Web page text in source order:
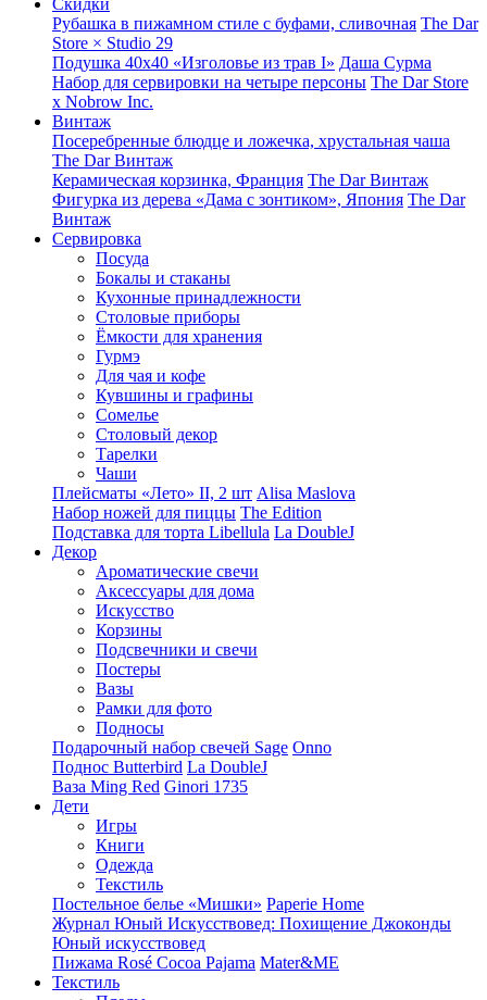
Скидки
Рубашка в пижамном стиле с буфами, сливочная The Dar
Store × Studio 29
Подушка 40x40 «Изголовье из трав I» Даша Сурма
Набор для сервировки на четыре персоны The Dar Store
х Nobrow Inc.
Винтаж
Посеребренные блюдце и ложечка, хрустальная чаша
The Dar Винтаж
Керамическая корзинка, Франция The Dar Винтаж
Фигурка из дерева «Дама с зонтиком», Япония The Dar
Винтаж
Сервировка
Посуда
Бокалы и стаканы
Кухонные принадлежности
Столовые приборы
Ëмкости для хранения
Гурмэ
Для чая и кофе
Кувшины и графины
Сомелье
Столовый декор
Тарелки
Чаши
Плейсматы «Лето» II, 2 шт Alisa Maslova
Набор ножей для пиццы The Edition
Подставка для торта Libellula La DoubleJ
Декор
Ароматические свечи
Аксессуары для дома
Искусство
Корзины
Подсвечники и свечи
Постеры
Вазы
Рамки для фото
Подносы
Подарочный набор свечей Sage Onno
Поднос Butterbird La DoubleJ
Ваза Ming Red Ginori 1735
Дети
Игры
Книги
Одежда
Текстиль
Постельное белье «Мишки» Paperie Home
Журнал Юный Искусствовед: Похищение Джоконды
Юный искусствовед
Пижама Rosé Cocoa Pajama Mater&ME
Текстиль